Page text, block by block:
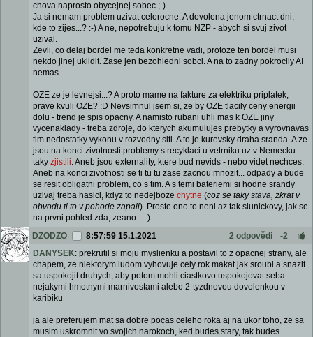
chova naprosto obycejnej sobec ;-)
Ja si nemam problem uzivat celorocne. A dovolena jenom ctrnact dni,
kde to zijes...? :-) A ne, nepotrebuju k tomu NZP - abych si svuj zivot
uzival.
Zevli, co delaj bordel me teda konkretne vadi, protoze ten bordel musi
nekdo jinej uklidit. Zase jen bezohledni sobci. A na to zadny pokrocily AI
nemas.
OZE ze je levnejsi...? A proto mame na fakture za elektriku priplatek,
prave kvuli OZE? :D Nevsimnul jsem si, ze by OZE tlacily ceny energii
dolu - trend je spis opacny. A namisto rubani uhli mas k OZE jiny
vycenaklady - treba zdroje, do kterych akumulujes prebytky a vyrovnavas
tim nedostatky vykonu v rozvodny siti. A to je kurevsky draha sranda. A ze
jsou na konci zivotnosti problemy s recyklaci u vetrniku uz v Nemecku
taky zjistili. Aneb jsou externality, ktere bud nevids - nebo videt nechces.
Aneb na konci zivotnosti se ti tu tu zase zacnou mnozit... odpady a bude
se resit obligatni problem, co s tim. A s temi bateriemi si hodne srandy
uzivaj treba hasici, kdyz to nedejboze chytne (coz se taky stava, zkrat v
obvodu ti to v pohode zapali). Proste ono to neni az tak slunickovy, jak se
na prvni pohled zda, zeano.. :-)
DZODZO
8:57:59 15.1.2021 2 odpovědi
-2
DANYSEK: prekrutil si moju myslienku a postavil to z opacnej strany, ale
chapem, ze niektorym ludom vyhovuje cely rok makat jak sroubi a snazit
sa uspokojit druhych, aby potom mohli ciastkovo uspokojovat seba
nejakymi hmotnymi marnivostami alebo 2-tyzdnovou dovolenkou v
karibiku
ja ale preferujem mat sa dobre pocas celeho roka aj na ukor toho, ze sa
musim uskromnit vo svojich narokoch, ked budes stary, tak budes